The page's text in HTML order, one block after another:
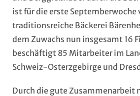
ist für die erste Septemberwoche
traditionsreiche Bäckerei
dem Zuwachs nun insgesamt 16
beschäftigt 85 Mitarbeiter im
Schweiz-Osterzgebirge und
Durch die gute Zusammenarbeit